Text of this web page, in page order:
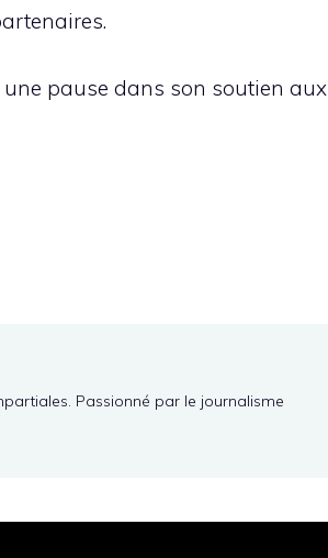
pause dans son soutien aux
Passionné par le journalisme